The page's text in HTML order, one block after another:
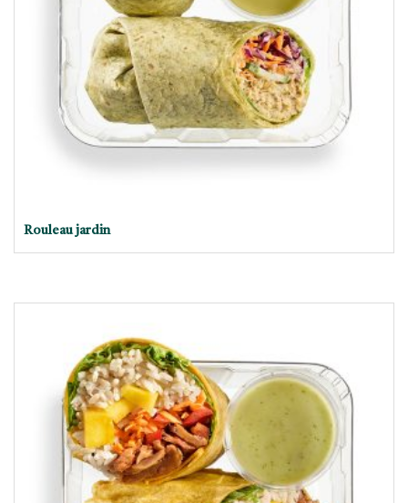
Rouleau jardin